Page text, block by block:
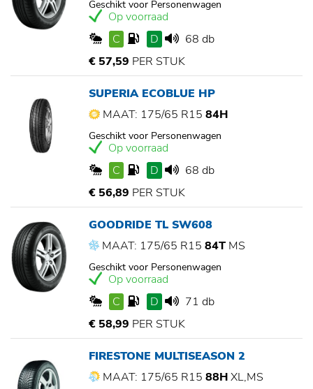
Geschikt voor Personenwagen
Op voorraad
C
D
68 db
€ 57,59 PER STUK
SUPERIA ECOBLUE HP
MAAT: 175/65 R15 84H
Geschikt voor Personenwagen
Op voorraad
C
D
68 db
€ 56,89 PER STUK
GOODRIDE TL SW608
MAAT: 175/65 R15 84T MS
Geschikt voor Personenwagen
Op voorraad
C
D
71 db
€ 58,99 PER STUK
FIRESTONE MULTISEASON 2
MAAT: 175/65 R15 88HXL,MS